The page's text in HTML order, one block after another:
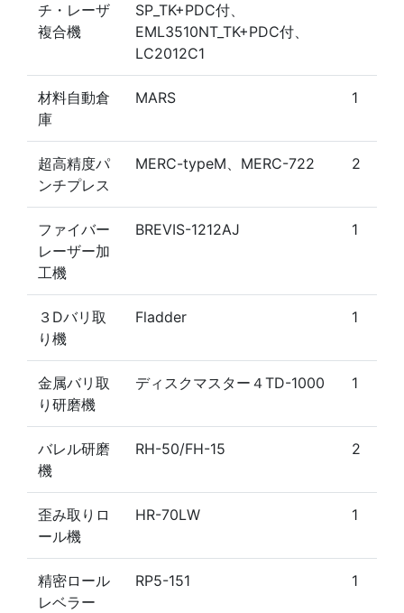
チ・レーザ
複合機
SP_TK+PDC付、
EML3510NT_TK+PDC付、
LC2012C1
材料自動倉
庫
MARS 1
超高精度パ
ンチプレス
MERC-typeM、MERC-722 2
ファイバー
レーザー加
工機
BREVIS-1212AJ 1
３Dバリ取
り機
Fladder 1
金属バリ取
り研磨機
ディスクマスター４TD-1000 1
バレル研磨
機
RH-50/FH-15 2
歪み取りロ
ール機
HR-70LW 1
精密ロール
レベラー
RP5-151 1